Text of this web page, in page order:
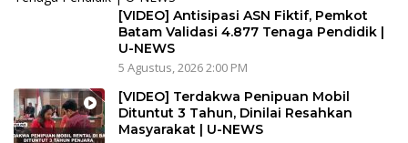
[VIDEO] Antisipasi ASN Fiktif, Pemkot
Batam Validasi 4.877 Tenaga Pendidik |
U-NEWS
5 Agustus, 2026 2:00 PM
[VIDEO] Terdakwa Penipuan Mobil
Dituntut 3 Tahun, Dinilai Resahkan
Masyarakat | U-NEWS